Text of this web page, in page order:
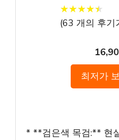
★★★★★
★★★★★
(63 개의 후기
최저가
* **검은색 목검:** 현